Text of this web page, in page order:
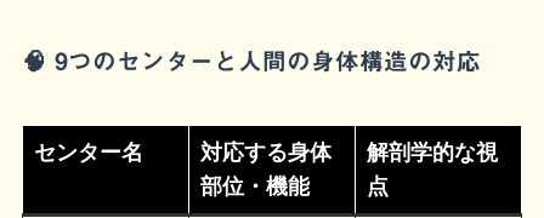
🧠 9つのセンターと人間の身体構造の対応
センター名
対応する身体
部位・機能
解剖学的な視
点